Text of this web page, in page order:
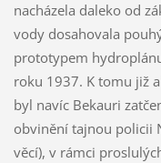
nacházela daleko od
vody dosahovala
prototypem
roku 1937. K tomu již
byl navíc Bekauri
obvinění tajnou policii
věcí), v rámci